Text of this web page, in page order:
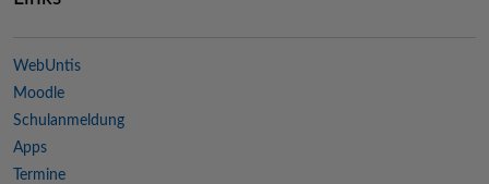
WebUntis
Moodle
Schulanmeldung
Apps
Termine